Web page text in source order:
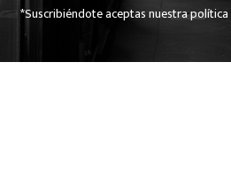
*Suscribiéndote aceptas nuestra